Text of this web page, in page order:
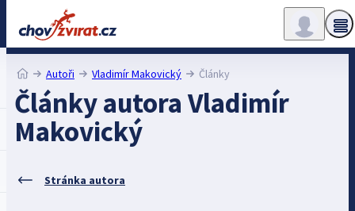
Autoři Vladimír Makovický Články
Články autora Vladimír
Makovický
Stránka autora